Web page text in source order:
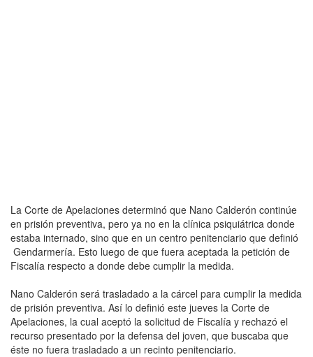
La Corte de Apelaciones determinó que Nano Calderón continúe
en prisión preventiva, pero ya no en la clínica psiquiátrica donde
estaba internado, sino que en un centro penitenciario que definió
Gendarmería. Esto luego de que fuera aceptada la petición de
Fiscalía respecto a donde debe cumplir la medida.
Nano Calderón será trasladado a la cárcel para cumplir la medida
de prisión preventiva. Así lo definió este jueves la Corte de
Apelaciones, la cual aceptó la solicitud de Fiscalía y rechazó el
recurso presentado por la defensa del joven, que buscaba que
éste no fuera trasladado a un recinto penitenciario.